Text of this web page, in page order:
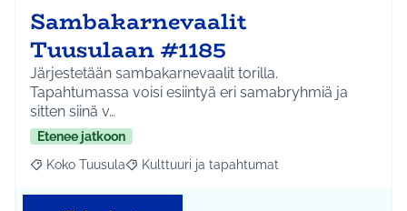
Sambakarnevaalit
Tuusulaan #1185
Järjestetään sambakarnevaalit torilla.
Tapahtumassa voisi esiintyä eri samabryhmiä ja
sitten siinä v…
Etenee jatkoon
Rajaa tulokset aihepiirin mukaan: Koko Tuusula
Koko Tuusula Rajaa tulokset teeman mukaan: Kulttuuri ja
Kulttuuri ja tapahtumat